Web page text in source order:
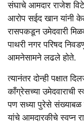
संघाचे आमदार राजेश
आरोप सईद खान यांनी
रासपकडून उमेदवारी
पाथरी नगर परिषद
आमनेसामने लढले होते.
त्यानंतर दोन्ही पक्षात
काँग्रेसच्या
पण सध्या पुरेसे संख्याबळ
यांचे आमदारकीचे स्वप्न